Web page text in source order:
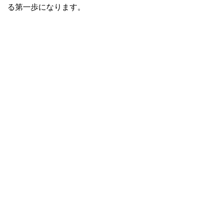
る第一歩になります。